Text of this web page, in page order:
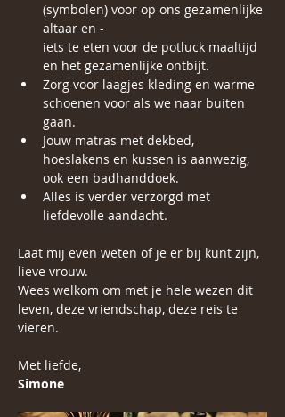
(symbolen) voor op ons gezamenlijke
altaar en -
iets te eten voor de potluck maaltijd
en het gezamenlijke ontbijt.
Zorg voor laagjes kleding en warme
schoenen voor als we naar buiten
gaan.
Jouw matras met dekbed,
hoeslakens en kussen is aanwezig,
ook een badhanddoek.
Alles is verder verzorgd met
liefdevolle aandacht.
Laat mij even weten of je er bij kunt zijn,
lieve vrouw.
Wees welkom om met je hele wezen dit
leven, deze vriendschap, deze reis te
vieren.
Met liefde,
Simone